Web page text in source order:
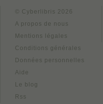
© Cyberlibris 2026
A propos de nous
Mentions légales
Conditions générales
Données personnelles
Aide
Le blog
Rss